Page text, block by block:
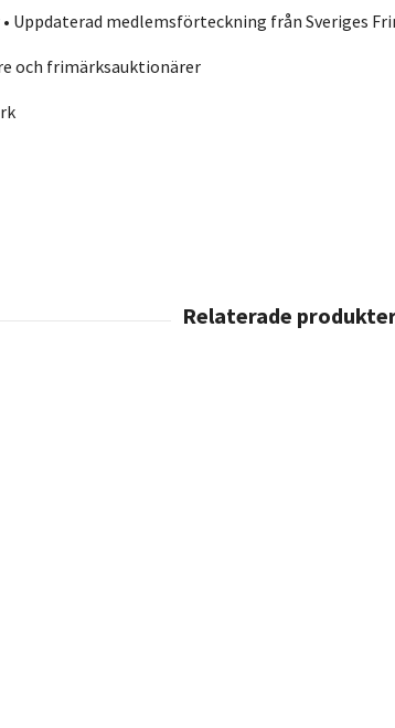
Uppdaterad medlemsförteckning från Sveriges
och frimärksauktionärer